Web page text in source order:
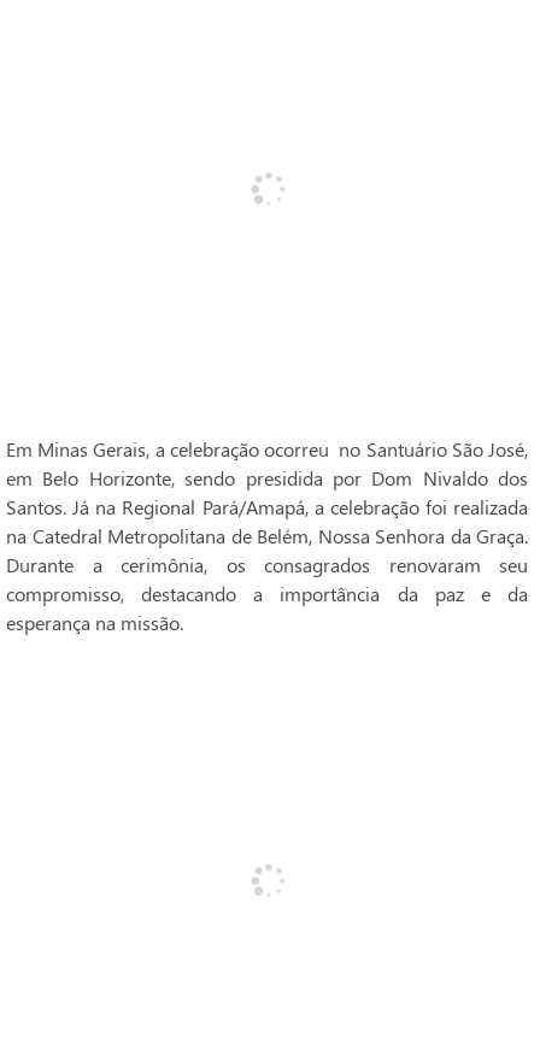
Em Minas Gerais, a celebração ocorreu no Santuário São José,
em Belo Horizonte, sendo presidida por Dom Nivaldo dos
Santos. Já na Regional Pará/Amapá, a celebração foi realizada
na Catedral Metropolitana de Belém, Nossa Senhora da Graça.
Durante a cerimônia, os consagrados renovaram seu
compromisso, destacando a importância da paz e da
esperança na missão.